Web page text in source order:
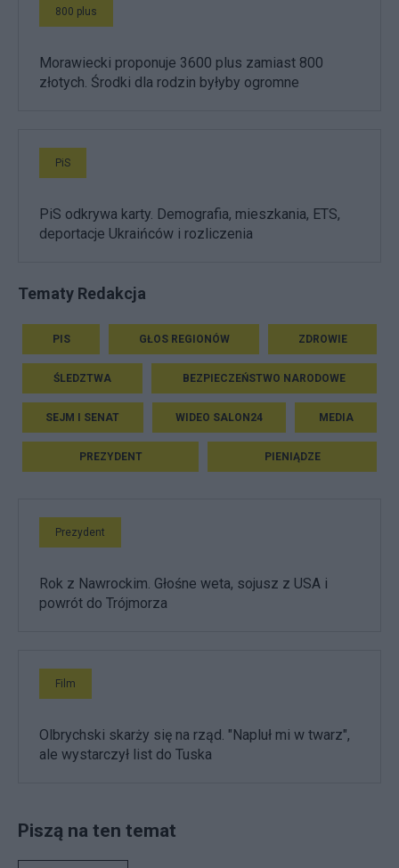
800 plus
Morawiecki proponuje 3600 plus zamiast 800
złotych. Środki dla rodzin byłyby ogromne
PiS
PiS odkrywa karty. Demografia, mieszkania, ETS,
deportacje Ukraińców i rozliczenia
Tematy Redakcja
PIS GŁOS REGIONÓW ZDROWIE
ŚLEDZTWA BEZPIECZEŃSTWO NARODOWE
SEJM I SENAT WIDEO SALON24 MEDIA
PREZYDENT PIENIĄDZE
Prezydent
Rok z Nawrockim. Głośne weta, sojusz z USA i
powrót do Trójmorza
Film
Olbrychski skarży się na rząd. "Napluł mi w twarz",
ale wystarczył list do Tuska
Piszą na ten temat